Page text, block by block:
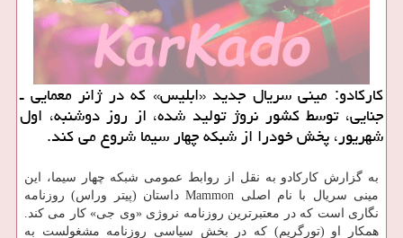
کارکادو: مینی سریال جدید «ابلیس» که در ژانر معمایی ـ
جنایی، توسط کشور نروژ تولید شده، از روز دوشنبه، اول
شهریور، پخش خودرا از شبکه چهار سیما شروع می کند.
به گزارش کارکادو به نقل از روابط عمومی شبکه چهار سیما، این
مینی سریال با نام اصلی Mammon داستان (پیتر وراس) روزنامه
نگاری است که در معتبرترین روزنامه نروژی «وی جی» کار می کند.
همکار او (تورگریم) که در بخش سیاسی روزنامه مشغولست به